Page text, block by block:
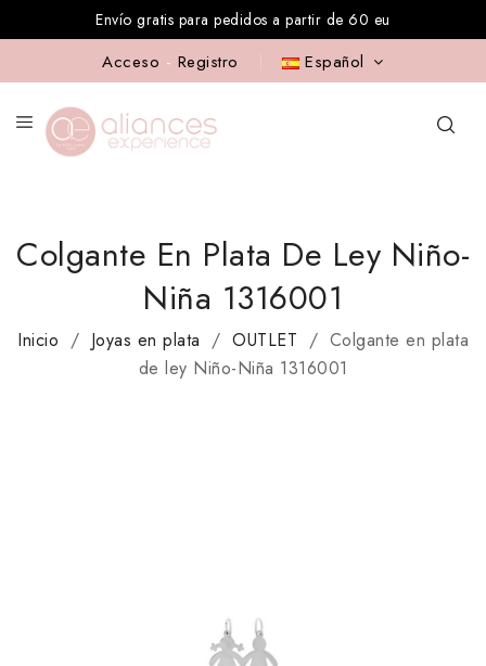
Envío gratis para pedidos a partir de 60 eu
Español
Acceso - Registro
Colgante En Plata De Ley Niño-
Niña 1316001
Inicio Joyas en plata OUTLET
Colgante en plata
de ley Niño-Niña 1316001